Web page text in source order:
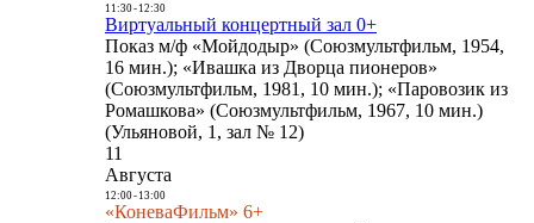
11:30- 12:30
Виртуальный концертный зал 0+
Показ м/ф «Мойдодыр» (Союзмультфильм, 1954,
16 мин.); «Ивашка из Дворца пионеров»
(Союзмультфильм, 1981, 10 мин.); «Паровозик из
Ромашкова» (Союзмультфильм, 1967, 10 мин.)
(Ульяновой, 1, зал № 12)
11
Августа
12:00- 13:00
«КоневаФильм» 6+